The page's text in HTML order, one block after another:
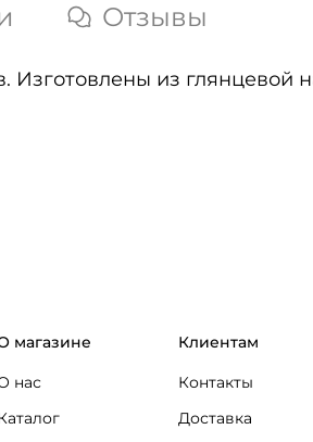
Отзывы
из глянцевой
магазине
нас
Клиентам
Контакты
Доставка